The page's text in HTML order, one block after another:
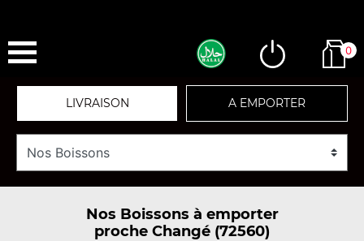
0
LIVRAISON A EMPORTER
Nos Boissons à emporter
proche Changé (72560)